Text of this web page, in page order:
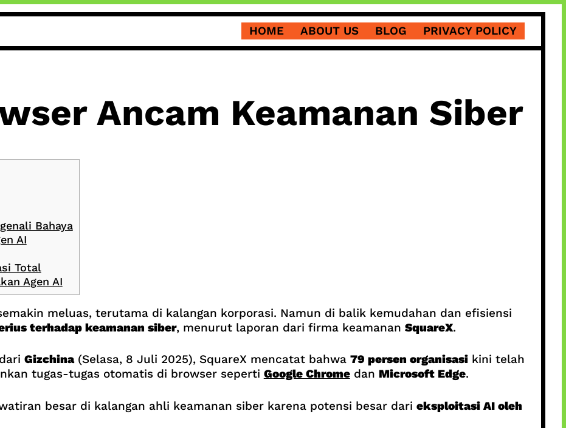
HOME ABOUT US BLOG PRIVACY POLICY
Ancam Keamanan Siber
Bahaya
AI
Total
Agen AI
meluas, terutama di kalangan korporasi. Namun di balik kemudahan dan efisiensi
terhadap keamanan siber, menurut laporan dari firma keamanan SquareX.
Gizchina(Selasa, 8 Juli 2025), SquareX mencatat bahwa 79 persen organisasikini telah
tugas-tugas otomatis di browser seperti Google Chromedan Microsoft Edge.
besar di kalangan ahli keamanan siber karena potensi besar dari eksploitasi AI oleh